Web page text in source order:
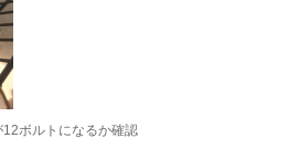
ボルトになるか確認